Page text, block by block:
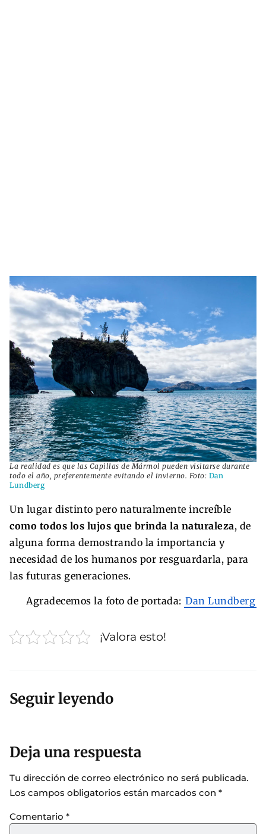
La realidad es que las Capillas de Mármol pueden visitarse durante
todo el año, preferentemente evitando el invierno. Foto: Dan
Lundberg
Un lugar distinto pero naturalmente increíble
como todos los lujos que brinda la naturaleza, de
alguna forma demostrando la importancia y
necesidad de los humanos por resguardarla, para
las futuras generaciones.
Agradecemos la foto de portada: Dan Lundberg
¡Valora esto!
Seguir leyendo
Deja una respuesta
Tu dirección de correo electrónico no será publicada.
Los campos obligatorios están marcados con *
Comentario *